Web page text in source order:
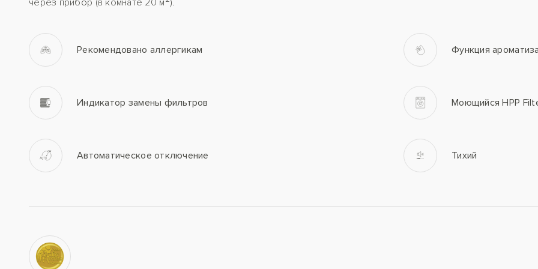
через прибор (в комнате 20 м ).
Рекомендовано аллергикам Функция
Индикатор замены фильтров Моющийся HPP
Автоматическое отключение Тихий